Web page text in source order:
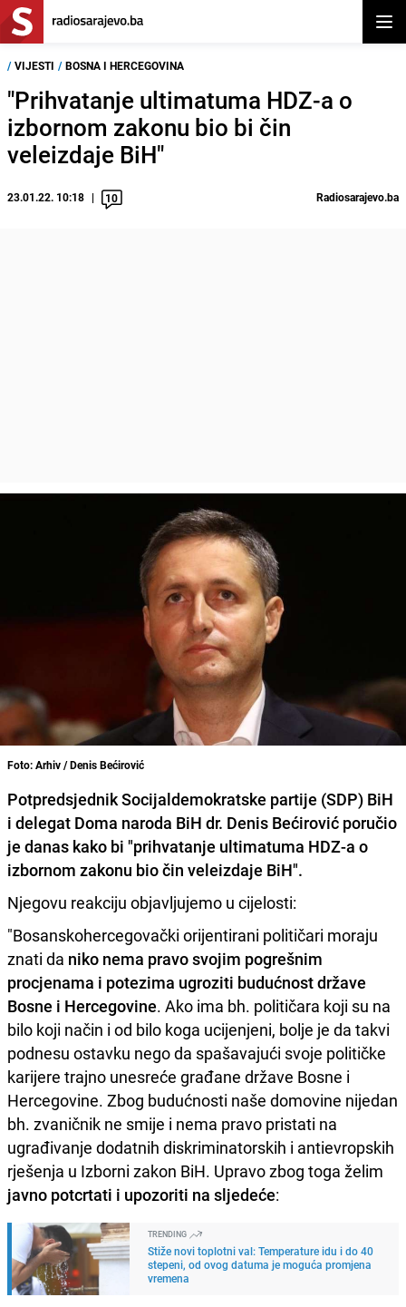
/ VIJESTI / BOSNA I HERCEGOVINA
"Prihvatanje ultimatuma HDZ-a o
izbornom zakonu bio bi čin
veleizdaje BiH"
23.01.22. 10:18 10 Radiosarajevo.ba
Foto: Arhiv / Denis Bećirović
Potpredsjednik Socijaldemokratske partije (SDP) BiH
i delegat Doma naroda BiH dr. Denis Bećirović poručio
je danas kako bi "prihvatanje ultimatuma HDZ-a o
izbornom zakonu bio čin veleizdaje BiH".
Njegovu reakciju objavljujemo u cijelosti:
"Bosanskohercegovački orijentirani političari moraju
znati da niko nema pravo svojim pogrešnim
procjenama i potezima ugroziti budućnost države
Bosne i Hercegovine. Ako ima bh. političara koji su na
bilo koji način i od bilo koga ucijenjeni, bolje je da takvi
podnesu ostavku nego da spašavajući svoje političke
karijere trajno unesreće građane države Bosne i
Hercegovine. Zbog budućnosti naše domovine nijedan
bh. zvaničnik ne smije i nema pravo pristati na
ugrađivanje dodatnih diskriminatorskih i antievropskih
rješenja u Izborni zakon BiH. Upravo zbog toga želim
javno potcrtati i upozoriti na sljedeće:
TRENDING
Stiže novi toplotni val: Temperature idu i do 40
stepeni, od ovog datuma je moguća promjena
vremena